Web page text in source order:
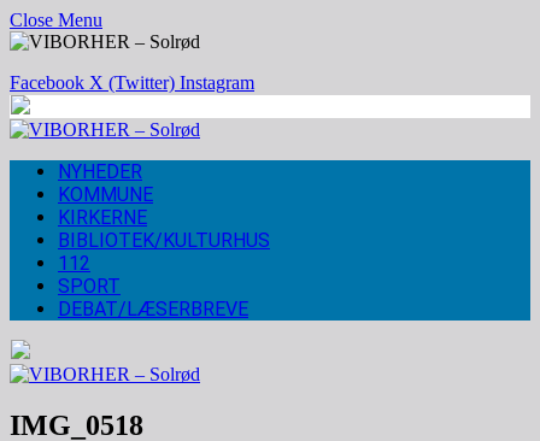
Close Menu
Facebook X (Twitter) Instagram
NYHEDER
KOMMUNE
KIRKERNE
BIBLIOTEK/KULTURHUS
112
SPORT
DEBAT/LÆSERBREVE
IMG_0518